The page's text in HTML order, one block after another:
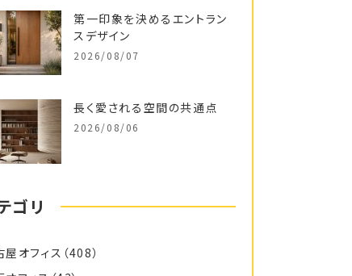
第一印象を決めるエントラン
スデザイン
2026/08/07
長く愛される空間の共通点
2026/08/06
ゴリ
屋オフィス （408）